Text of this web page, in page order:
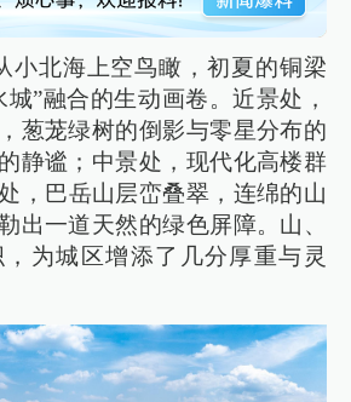
小北海上空鸟瞰，初夏的铜梁
”融合的生动画卷。近景处，
葱茏绿树的倒影与零星分布的
静谧；中景处，现代化高楼群
，巴岳山层峦叠翠，连绵的山
出一道天然的绿色屏障。山、
为城区增添了几分厚重与灵